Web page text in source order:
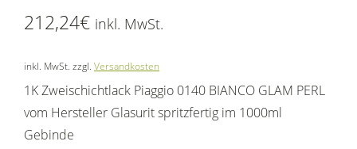
212,24€ inkl. MwSt.
inkl. MwSt. zzgl. Versandkosten
1K Zweischichtlack Piaggio 0140 BIANCO GLAM PERL
vom Hersteller Glasurit spritzfertig im 1000ml
Gebinde